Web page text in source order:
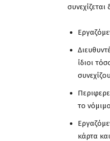
ίδιοι
το
κάρτα